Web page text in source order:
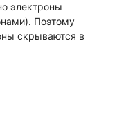
электроны
Поэтому
скрываются в